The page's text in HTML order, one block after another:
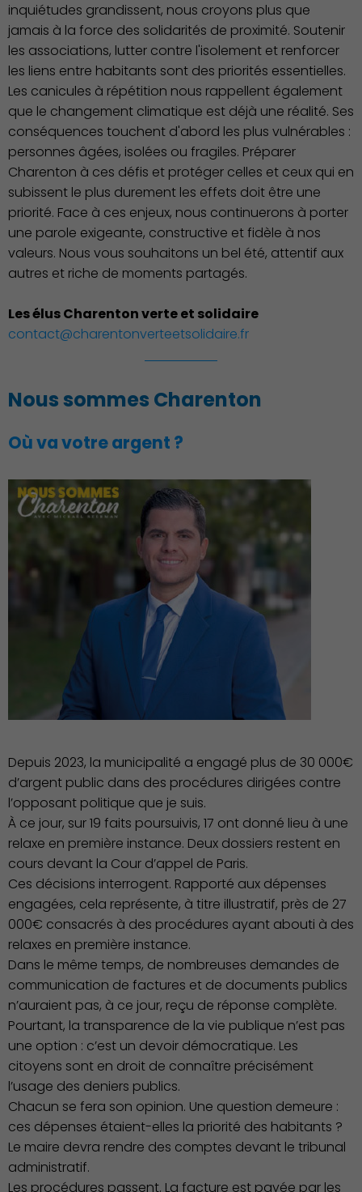
Culture
Économie Commerce
Publication des actes
inquiétudes grandissent, nous croyons plus que
jamais à la force des solidarités de proximité. Soutenir
les associations, lutter contre l'isolement et renforcer
les liens entre habitants sont des priorités essentielles.
Les canicules à répétition nous rappellent également
que le changement climatique est déjà une réalité. Ses
conséquences touchent d'abord les plus vulnérables :
personnes âgées, isolées ou fragiles. Préparer
Charenton à ces défis et protéger celles et ceux qui en
subissent le plus durement les effets doit être une
priorité. Face à ces enjeux, nous continuerons à porter
une parole exigeante, constructive et fidèle à nos
valeurs. Nous vous souhaitons un bel été, attentif aux
autres et riche de moments partagés.
Les élus Charenton verte et solidaire
contact@charentonverteetsolidaire.fr
Nous sommes Charenton
Où va votre argent ?
Depuis 2023, la municipalité a engagé plus de 30 000€
d’argent public dans des procédures dirigées contre
l’opposant politique que je suis.
À ce jour, sur 19 faits poursuivis, 17 ont donné lieu à une
relaxe en première instance. Deux dossiers restent en
cours devant la Cour d’appel de Paris.
Ces décisions interrogent. Rapporté aux dépenses
engagées, cela représente, à titre illustratif, près de 27
000€ consacrés à des procédures ayant abouti à des
relaxes en première instance.
Dans le même temps, de nombreuses demandes de
communication de factures et de documents publics
n’auraient pas, à ce jour, reçu de réponse complète.
Pourtant, la transparence de la vie publique n’est pas
une option : c’est un devoir démocratique. Les
citoyens sont en droit de connaître précisément
l’usage des deniers publics.
Chacun se fera son opinion. Une question demeure :
ces dépenses étaient-elles la priorité des habitants ?
Le maire devra rendre des comptes devant le tribunal
administratif.
Les procédures passent. La facture est payée par les